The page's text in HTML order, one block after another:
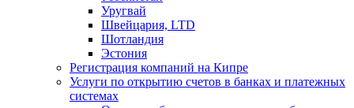
Уругвай
Швейцария, LTD
Шотландия
Эстония
Регистрация компаний на Кипре
Услуги по открытию счетов в банках и платежных
системах